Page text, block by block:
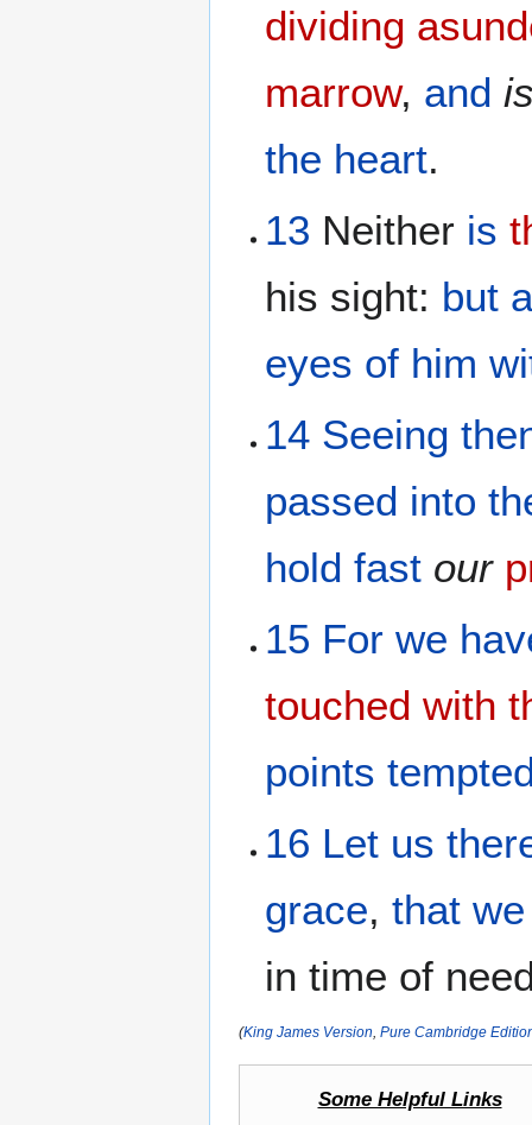
dividing
marrow, and
the heart.
13 Neither is
his sight: but
eyes of him
14 Seeing
passed into
hold fast our
15 For we
touched with
points
16 Let us
grace,that
in time of
(King James Version Pure Cambridge
Some Helpful Links